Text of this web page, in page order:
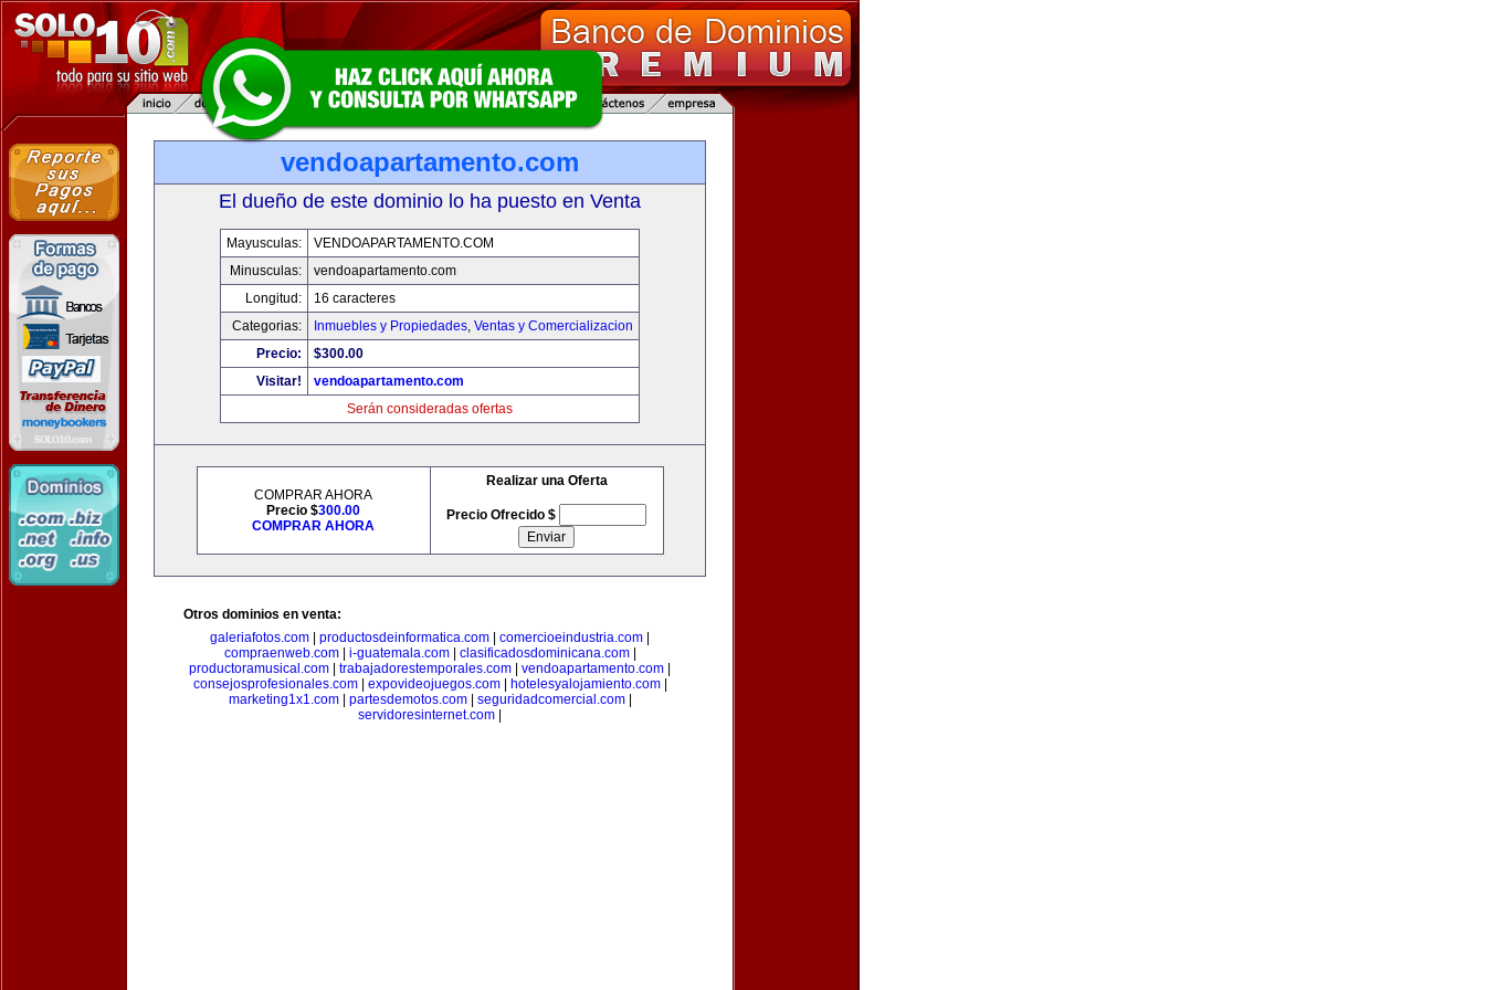
vendoapartamento.com
El dueño de este dominio lo ha puesto en Venta
Mayusculas:
VENDOAPARTAMENTO.COM
Minusculas:
vendoapartamento.com
Longitud:
16 caracteres
Categorias:
Inmuebles y Propiedades, Ventas y Comercializacion
Precio:
$300.00
Visitar!
vendoapartamento.com
Serán consideradas ofertas
COMPRAR AHORA
Precio $300.00
COMPRAR AHORA
Realizar una Oferta
Precio Ofrecido $
Otros dominios en venta:
galeriafotos.com
productosdeinformatica.com comercioeindustria.com
compraenweb.com| i-guatemala.com| clasificadosdominicana.com|
productoramusical.com
trabajadorestemporales.com vendoapartamento.com
consejosprofesionales.com| expovideojuegos.com| hotelesyalojamiento.com|
marketing1x1.com| partesdemotos.com| seguridadcomercial.com|
servidoresinternet.com